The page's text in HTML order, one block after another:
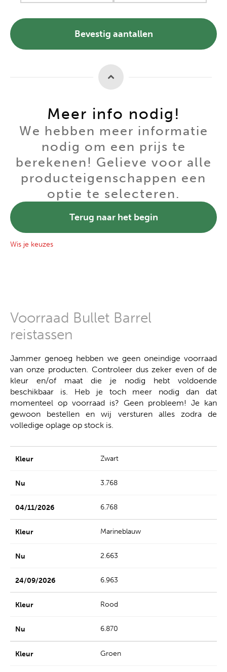
Bevestig aantallen
Meer info nodig!
We hebben meer informatie
nodig om een prijs te
berekenen! Gelieve voor alle
producteigenschappen een
optie te selecteren.
Terug naar het begin
Wis je keuzes
Voorraad Bullet Barrel
reistassen
Jammer genoeg hebben we geen oneindige voorraad
van onze producten. Controleer dus zeker even of de
kleur en/of maat die je nodig hebt voldoende
beschikbaar is. Heb je toch meer nodig dan dat
momenteel op voorraad is? Geen probleem! Je kan
gewoon bestellen en wij versturen alles zodra de
volledige oplage op stock is.
Zwart
3.768
6.768
Marineblauw
2.663
6.963
Rood
6.870
Groen